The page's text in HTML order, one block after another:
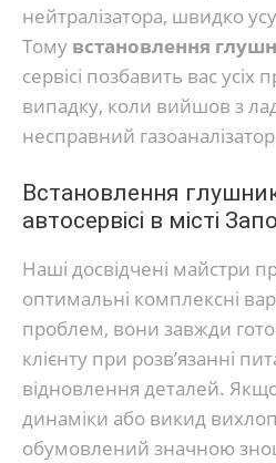
нейтралізатора, швидко
Тому встановлення
сервісі позбавить вас
випадку, коли вийшов з
несправний
Встановлення
автосервісі в місті
Наші досвідчені майстри
оптимальні комплексні
проблем, вони завжди
клієнту при розв’язанні
відновлення деталей.
динаміки або викид
обумовлений значною